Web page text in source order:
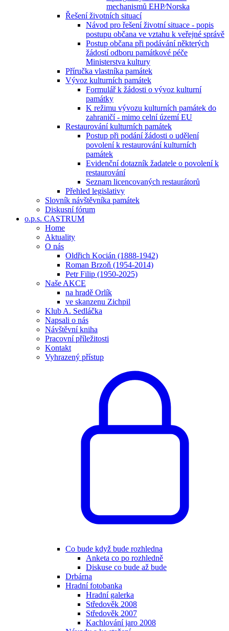
mechanismů EHP⁄Norska
Řešení životních situací
Návod pro řešení životní situace - popis
postupu občana ve vztahu k veřejné správě
Postup občana při podávání některých
žádostí odboru památkové péče
Ministerstva kultury
Příručka vlastníka památek
Vývoz kulturních památek
Formulář k žádosti o vývoz kulturní
památky
K režimu vývozu kulturních památek do
zahraničí - mimo celní území EU
Restaurování kulturních památek
Postup při podání žádosti o udělení
povolení k restaurování kulturních
památek
Evidenční dotazník žadatele o povolení k
restaurování
Seznam licencovaných restaurátorů
Přehled legislativy
Slovník návštěvníka památek
Diskusní fórum
o.p.s. CASTRUM
Home
Aktuality
O nás
Oldřich Kocián (1888-1942)
Roman Brzoň (1954-2014)
Petr Filip (1950-2025)
Naše AKCE
na hradě Orlík
ve skanzenu Zichpil
Klub A. Sedláčka
Napsali o nás
Návštěvní kniha
Pracovní příležitosti
Kontakt
Vyhrazený přístup
Co bude když bude rozhledna
Anketa co po rozhledně
Diskuse co bude až bude
Drbárna
Hradní fotobanka
Hradní galerka
Středověk 2008
Středověk 2007
Kachlování jaro 2008